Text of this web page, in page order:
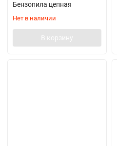
Бензопила цепная
Нет в наличии
В корзину